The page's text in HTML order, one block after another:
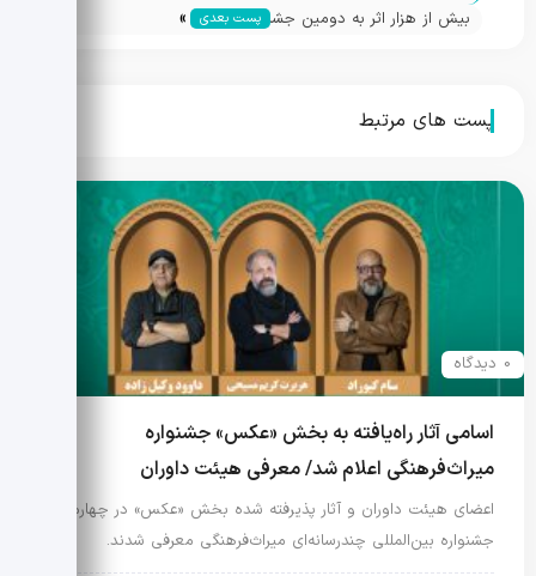
بیش از هزار اثر به دومین جشنوارهپست بعدی »
پست های مرتبط
0 دیدگاه
اسامی آثار راه‌یافته به بخش «عکس» جشنواره
میراث‌فرهنگی اعلام شد/ معرفی هیئت داوران
اعضای هیئت داوران و آثار پذیرفته شده بخش «عکس» در چهارمین
جشنواره بین‌المللی چندرسانه‌ای میراث‌فرهنگی معرفی شدند.